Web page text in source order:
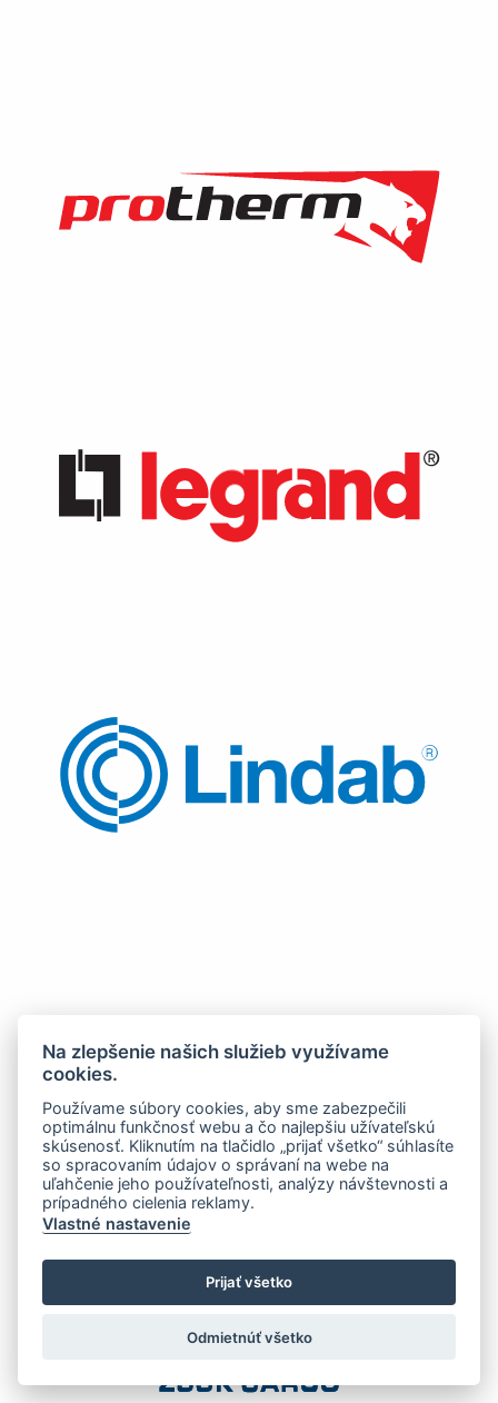
Na zlepšenie našich služieb využívame
cookies.
Používame súbory cookies, aby sme zabezpečili
optimálnu funkčnosť webu a čo najlepšiu užívateľskú
skúsenosť. Kliknutím na tlačidlo „prijať všetko“ súhlasíte
so spracovaním údajov o správaní na webe na
uľahčenie jeho používateľnosti, analýzy návštevnosti a
prípadného cielenia reklamy.
Vlastné nastavenie
Prijať všetko
Odmietnúť všetko